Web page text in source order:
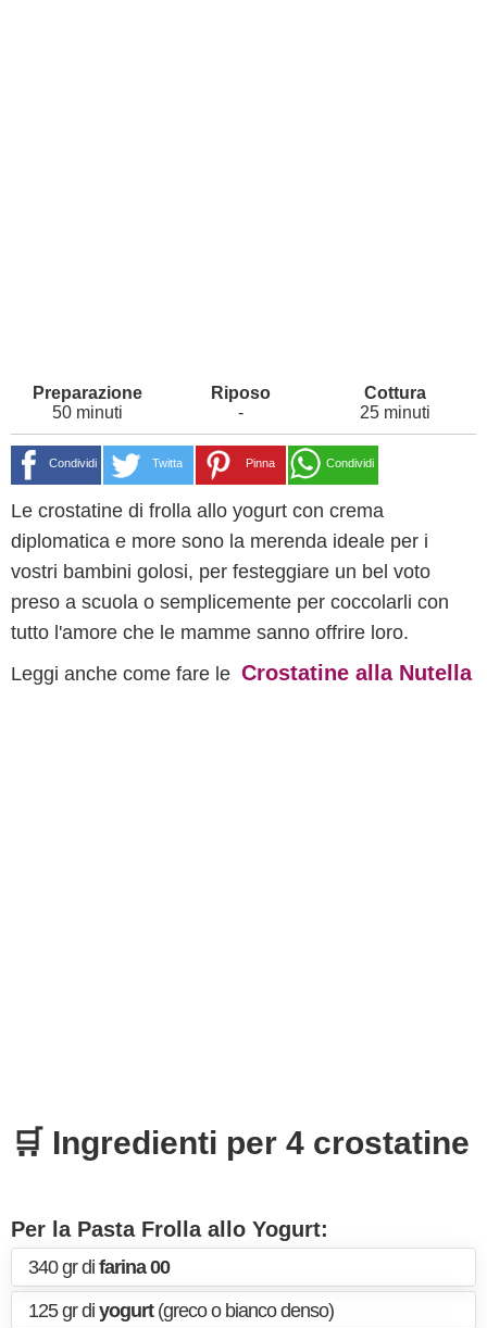
50 minuti - 25 minuti
Condividi Twitta Pinna Condividi
Le crostatine di frolla allo yogurt con crema
diplomatica e more sono la merenda ideale per i
vostri bambini golosi, per festeggiare un bel voto
preso a scuola o semplicemente per coccolarli con
tutto l'amore che le mamme sanno offrire loro.
Leggi anche come fare le Crostatine alla Nutella
🛒 Ingredienti per 4 crostatine
Per la Pasta Frolla allo Yogurt:
340 gr di farina 00
125 gr di yogurt(greco o bianco denso)